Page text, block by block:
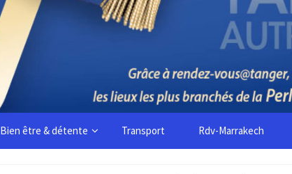
Bien être & détente Transport Rdv-Marrakech